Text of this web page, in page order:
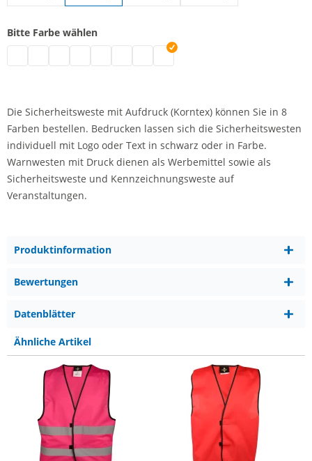
Bitte Farbe wählen
Signalweste mit Aufdruck | schwarz
Signalweste mit Aufdruck | weiß
Signalweste mit Aufdruck | blau
Signalweste mit Aufdruck | grün
Signalweste mit Aufdruck | pink
Signalweste mit Aufdruck | rot
Signalweste mit Aufdruck | lila
Die Sicherheitsweste mit Aufdruck (Korntex) können Sie in 8
Farben bestellen. Bedrucken lassen sich die Sicherheitswesten
individuell mit Logo oder Text in schwarz oder in Farbe.
Warnwesten mit Druck dienen als Werbemittel sowie als
Sicherheitsweste und Kennzeichnungsweste auf
Veranstaltungen.
Produktinformation
Bewertungen
Datenblätter
Ähnliche Artikel